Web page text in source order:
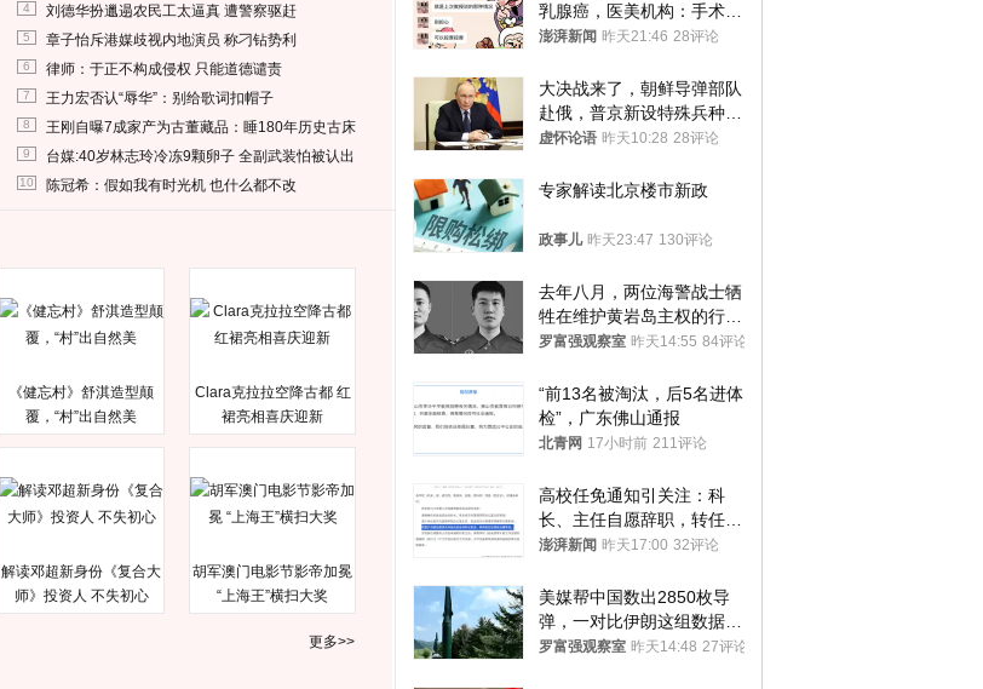
4 刘德华扮邋遢农民工太逼真 遭警察驱赶
5 章子怡斥港媒歧视内地演员 称刁钻势利
6 律师：于正不构成侵权 只能道德谴责
7 王力宏否认“辱华”：别给歌词扣帽子
8 王刚自曝7成家产为古董藏品：睡180年历史古床
9 台媒:40岁林志玲冷冻9颗卵子 全副武装怕被认出
10 陈冠希：假如我有时光机 也什么都不改
《健忘村》舒淇造型颠
覆，“村”出自然美
Clara克拉拉空降古都 红
裙亮相喜庆迎新
解读邓超新身份《复合大
师》投资人 不失初心
胡军澳门电影节影帝加冕
“上海王”横扫大奖
更多>>
乳腺癌，医美机构：手术不
可能引发癌症，建议走司法
澎湃新闻 昨天21:46 28评论
大决战来了，朝鲜导弹部队
赴俄，普京新设特殊兵种，
76岁老将扛旗
虚怀论语 昨天10:28 28评论
专家解读北京楼市新政
政事儿 昨天23:47 130评论
去年八月，两位海警战士牺
牲在维护黄岩岛主权的行动
中
罗富强观察室 昨天14:55 84评论
“前13名被淘汰，后5名进体
检”，广东佛山通报
北青网 17小时前 211评论
高校任免通知引关注：科
长、主任自愿辞职，转任思
政辅导员
澎湃新闻 昨天17:00 32评论
美媒帮中国数出2850枚导
弹，一对比伊朗这组数据，
发现出大事了
罗富强观察室 昨天14:48 27评论